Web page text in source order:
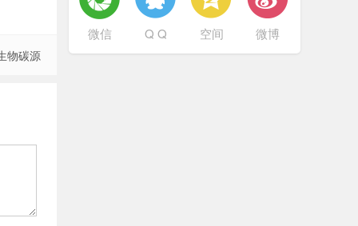
物碳源
微信 Q Q 空间 微博